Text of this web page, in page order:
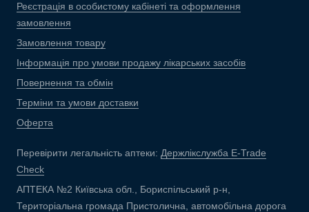
Реєстрація в особистому кабінеті та оформлення
замовлення
Замовлення товару
Інформація про умови продажу лікарських засобів
Повернення та обмін
Терміни та умови доставки
Оферта
Перевірити легальність аптеки: Держлікслужба E-Trade
Check
АПТЕКА №2 Київська обл., Бориспільський р-н,
Територіальна громада Пристолична, автомобільна дорога